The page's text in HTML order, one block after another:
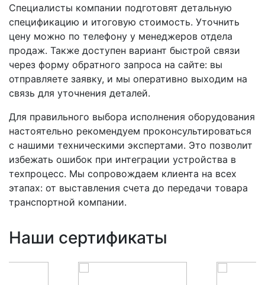
Специалисты компании подготовят детальную
спецификацию и итоговую стоимость. Уточнить
цену можно по телефону у менеджеров отдела
продаж. Также доступен вариант быстрой связи
через форму обратного запроса на сайте: вы
отправляете заявку, и мы оперативно выходим на
связь для уточнения деталей.
Для правильного выбора исполнения оборудования
настоятельно рекомендуем проконсультироваться
с нашими техническими экспертами. Это позволит
избежать ошибок при интеграции устройства в
техпроцесс. Мы сопровождаем клиента на всех
этапах: от выставления счета до передачи товара
транспортной компании.
Наши сертификаты